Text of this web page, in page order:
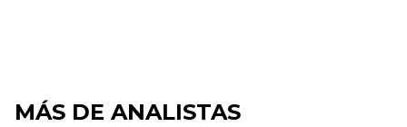
MÁS DE ANALISTAS